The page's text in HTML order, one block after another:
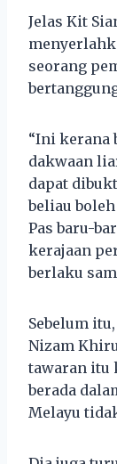
Jelas Kit
seorang
“Ini kerana
dakwaan
dapat
beliau
Pas baru-
kerajaan
berlaku
Sebelum
Nizam
tawaran itu
berada
Melayu